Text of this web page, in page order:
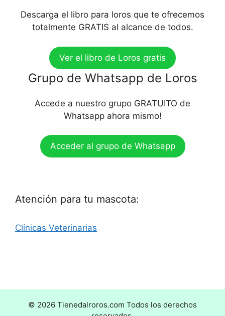
Descarga el libro para loros que te ofrecemos
totalmente GRATIS al alcance de todos.
Ver el libro de Loros gratis
Grupo de Whatsapp de Loros
Accede a nuestro grupo GRATUITO de
Whatsapp ahora mismo!
Acceder al grupo de Whatsapp
Atención para tu mascota:
Clínicas Veterinarias
© 2026 Tienedalroros.com Todos los derechos